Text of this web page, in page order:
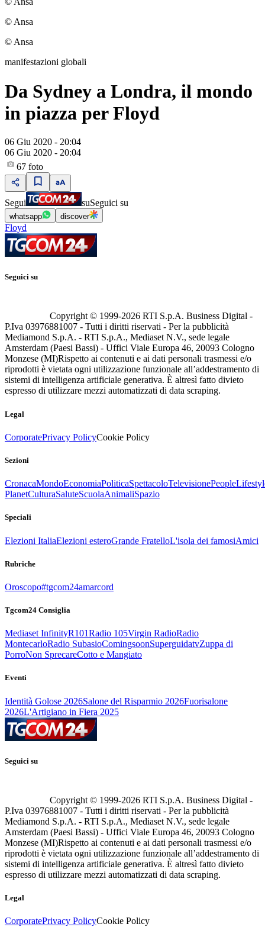
© Ansa
© Ansa
manifestazioni globali
Da Sydney a Londra, il mondo
in piazza per Floyd
06 Giu 2020 - 20:04
06 Giu 2020 - 20:04
67 foto
Segui suSeguici su
whatsapp discover
Floyd
Seguici su
Copyright © 1999-2026 RTI S.p.A. Business Digital -
P.Iva 03976881007 - Tutti i diritti riservati - Per la pubblicità
Mediamond S.p.A. - RTI S.p.A., Mediaset N.V., sede legale
Amsterdam (Paesi Bassi) - Uffici Viale Europa 46, 20093 Cologno
Monzese (MI)Rispetto ai contenuti e ai dati personali trasmessi e/o
riprodotti è vietata ogni utilizzazione funzionale all’addestramento di
sistemi di intelligenza artificiale generativa. È altresì fatto divieto
espresso di utilizzare mezzi automatizzati di data scraping.
Legal
CorporatePrivacy PolicyCookie Policy
Sezioni
CronacaMondoEconomiaPoliticaSpettacoloTelevisionePeople
PlanetCulturaSaluteScuolaAnimaliSpazio
Speciali
Elezioni ItaliaElezioni esteroGrande FratelloL'isola dei famosiAmici
Rubriche
Oroscopo#tgcom24amarcord
Tgcom24 Consiglia
Mediaset InfinityR101Radio 105Virgin RadioRadio
MontecarloRadio SubasioComingsoonSuperguidatvZuppa di
PorroNon SprecareCotto e Mangiato
Eventi
Identità Golose 2026Salone del Risparmio 2026Fuorisalone
2026L'Artigiano in Fiera 2025
Seguici su
Copyright © 1999-2026 RTI S.p.A. Business Digital -
P.Iva 03976881007 - Tutti i diritti riservati - Per la pubblicità
Mediamond S.p.A. - RTI S.p.A., Mediaset N.V., sede legale
Amsterdam (Paesi Bassi) - Uffici Viale Europa 46, 20093 Cologno
Monzese (MI)Rispetto ai contenuti e ai dati personali trasmessi e/o
riprodotti è vietata ogni utilizzazione funzionale all’addestramento di
sistemi di intelligenza artificiale generativa. È altresì fatto divieto
espresso di utilizzare mezzi automatizzati di data scraping.
Legal
CorporatePrivacy PolicyCookie Policy